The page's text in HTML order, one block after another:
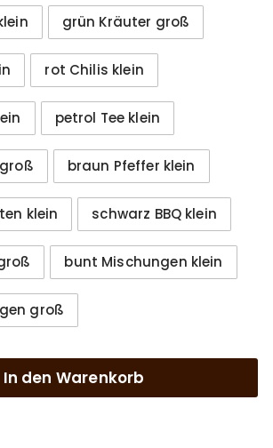
grün Kräuter groß
rot Chilis klein
petrol Tee klein
braun Pfeffer klein
klein schwarz BBQ klein
bunt Mischungen klein
groß
In den Warenkorb